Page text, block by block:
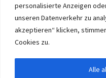
personalisierte Anzeigen
unseren Datenverkehr zu
akzeptieren“ klicken,
Cookies zu.
Alle
© 2026 Eruon Trade UG,